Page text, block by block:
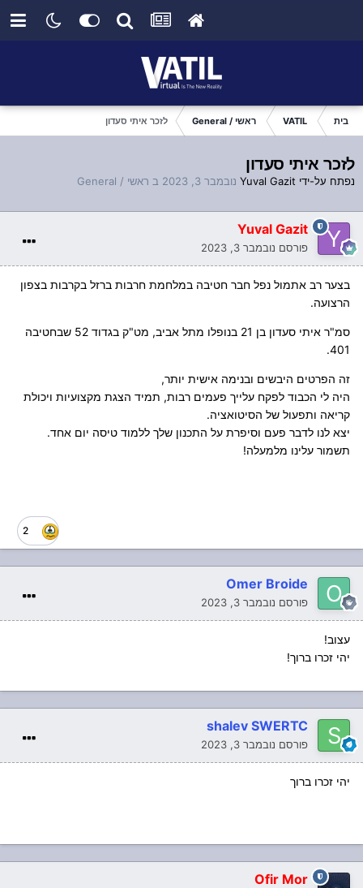
בית VATIL ראשי / General לזכר איתי סעדון
לזכר איתי סעדון
נפתח על-ידי Yuval Gazit נובמבר 3, 2023 ב ראשי / General
Yuval Gazit
פורסם נובמבר 3, 2023
בצער רב אתמול נפל חבר חטיבה במלחמת חרבות ברזל בקרבות בצפון
הרצועה.
סמ"ר איתי סעדון בן 21 בנופלו מתל אביב, מט"ק בגדוד 52 שבחטיבה
401.
זה הפרטים היבשים ובנימה אישית יותר,
היה לי הכבוד לפקח עלייך פעמים רבות, תמיד הצגת מקצועיות ויכולת
קריאה ותפעול של הסיטואציה.
יצא לנו לדבר פעם וסיפרת על התכנון שלך ללמוד טיסה יום אחד.
תשמור עלינו מלמעלה!
2
Omer Broide
פורסם נובמבר 3, 2023
עצוב!
יהי זכרו ברוך!
shalev SWERTC
פורסם נובמבר 3, 2023
יהי זכרו ברוך
Ofir Mor